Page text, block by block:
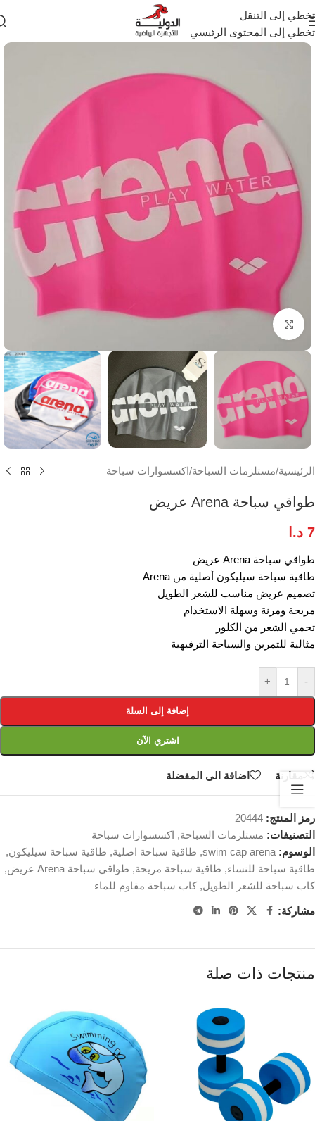
تخطي إلى التنقل
تخطي إلى المحتوى الرئيسي
انقر للتكبير
الرئيسية/مستلزمات السباحة/اكسسوارات سباحة
طواقي سباحة Arena عريض
7 د.ا
طواقي سباحة Arena عريض
طاقية سباحة سيليكون أصلية من Arena
تصميم عريض مناسب للشعر الطويل
مريحة ومرنة وسهلة الاستخدام
تحمي الشعر من الكلور
مثالية للتمرين والسباحة الترفيهية
-
+
إضافة إلى السلة
اشتري الآن
مقارنة اضافة الى المفضلة
رمز المنتج: 20444
التصنيفات: مستلزمات السباحة, اكسسوارات سباحة
الوسوم: swim cap arena
, طاقية سباحة اصلية, طاقية سباحة سيليكون,
طاقية سباحة للنساء, طاقية سباحة مريحة, طواقي سباحة Arena عريض
,
كاب سباحة للشعر الطويل, كاب سباحة مقاوم للماء
مشاركة:
منتجات ذات صلة